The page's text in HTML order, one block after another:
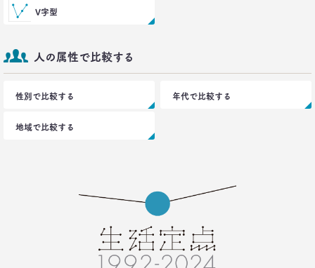
荒井 自如
40代おじさんに黄信号 「男女平等感」が世の中と
ズレている!?
生活総研 上席研究員/コピーライター
–日経クロストレンド 連載⑦–
V字型
人の属性で比較する
性別で比較する 年代で比較する
地域で比較する